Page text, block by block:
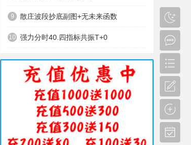
9 散庄波段抄底副图+无未来函数
10 强力分时40.四指标共振T+0